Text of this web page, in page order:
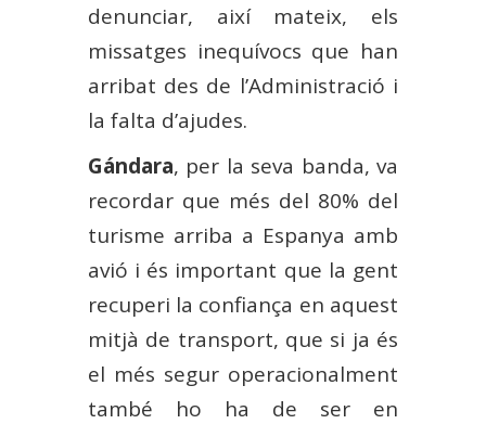
denunciar, així mateix, els
missatges inequívocs que han
arribat des de l’Administració i
la falta d’ajudes.
Gándara, per la seva banda, va
recordar que més del 80% del
turisme arriba a Espanya amb
avió i és important que la gent
recuperi la confiança en aquest
mitjà de transport, que si ja és
el més segur operacionalment
també ho ha de ser en